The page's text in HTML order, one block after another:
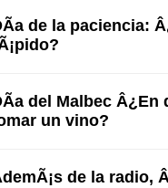
de la paciencia:
del Malbec Â¿En
un vino?
de la radio,